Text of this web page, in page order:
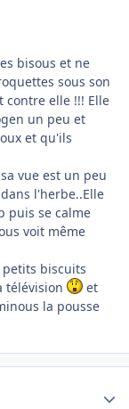
bisous et ne
sous son
contre elle !!! Elle
un peu et
et qu'ils
vue est un peu
l'herbe..Elle
puis se calme
voit même
petits biscuits
télévision
et
la pousse